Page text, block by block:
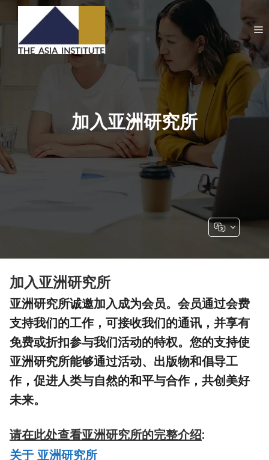
Skip
to
content
加入亚洲研究所
加入亚洲研究所
亚洲研究所诚邀加入成为会员。会员通过会费
支持我们的工作，可接收我们的通讯，并享有
免费或折扣参与我们活动的特权。您的支持使
亚洲研究所能够通过活动、出版物和倡导工
作，促进人类与自然的和平与合作，共创美好
未来。
请在此处查看亚洲研究所的完整介绍:
关于 亚洲研究所